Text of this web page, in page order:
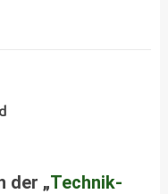
der „Technik-